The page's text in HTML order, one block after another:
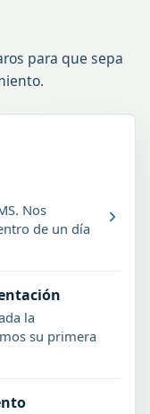
para que sepa
Nos
de un día
la
su primera